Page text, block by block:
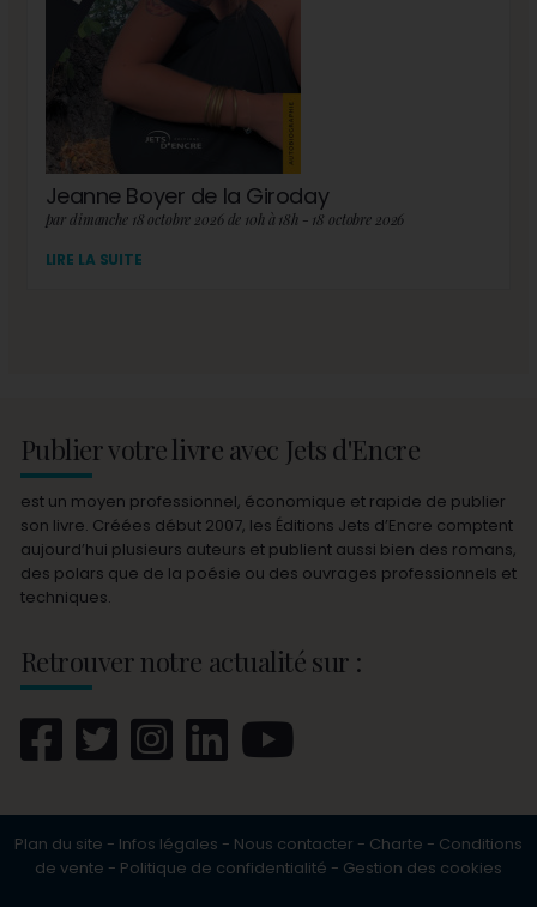
Jeanne Boyer de la Giroday
par dimanche 18 octobre 2026 de 10h à 18h - 18 octobre 2026
LIRE LA SUITE
Publier votre livre avec Jets d'Encre
est un moyen professionnel, économique et rapide de publier
son livre. Créées début 2007, les Éditions Jets d’Encre comptent
aujourd’hui plusieurs auteurs et publient aussi bien des romans,
des polars que de la poésie ou des ouvrages professionnels et
techniques.
Retrouver notre actualité sur :
Plan du site - Infos légales - Nous contacter - Charte - Conditions
de vente - Politique de confidentialité - Gestion des cookies